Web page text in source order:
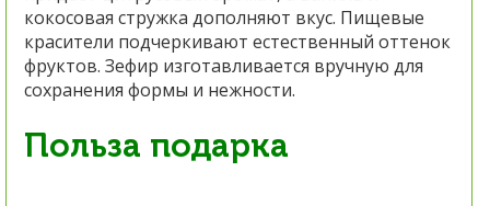
кокосовая стружка дополняют вкус. Пищевые
красители подчеркивают естественный оттенок
фруктов. Зефир изготавливается вручную для
сохранения формы и нежности.
Польза подарка